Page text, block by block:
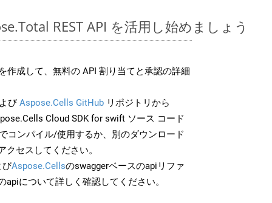
REST API を活用し始めましょう
作成して、無料の API 割り当てと承認の詳細
びAspose.Cells GitHub リポジトリから
Cloud SDK for swift ソース コード
コンパイル/使用するか、別のダウンロード
クセスしてください。
びAspose.Cellsのswaggerベースのapiリファ
apiについて詳しく確認してください。